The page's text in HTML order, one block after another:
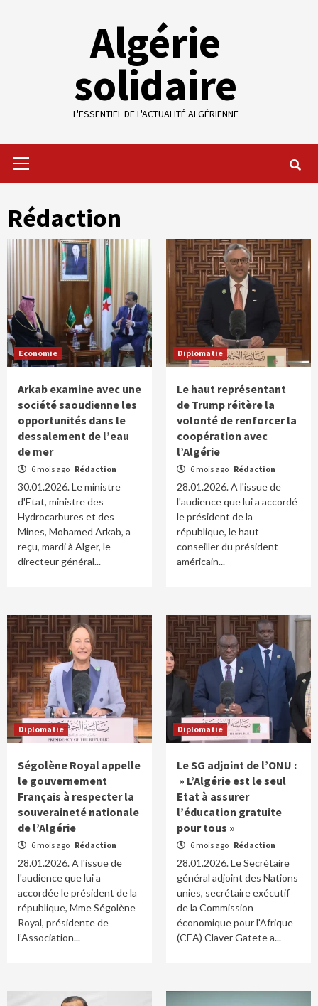
Algérie
solidaire
L'ESSENTIEL DE L'ACTUALITÉ ALGÉRIENNE
Menu
Rédaction
Economie
Arkab examine avec une
société saoudienne les
opportunités dans le
dessalement de l’eau
de mer
6 mois ago Rédaction
30.01.2026. Le ministre
d'Etat, ministre des
Hydrocarbures et des
Mines, Mohamed Arkab, a
reçu, mardi à Alger, le
directeur général...
Diplomatie
Le haut représentant
de Trump réitère la
volonté de renforcer la
coopération avec
l’Algérie
6 mois ago Rédaction
28.01.2026. A l'issue de
l'audience que lui a accordé
le président de la
république, le haut
conseiller du président
américain...
Diplomatie
Ségolène Royal appelle
le gouvernement
Français à respecter la
souveraineté nationale
de l’Algérie
6 mois ago Rédaction
28.01.2026. A l'issue de
l'audience que lui a
accordée le président de la
république, Mme Ségolène
Royal, présidente de
l’Association...
Diplomatie
Le SG adjoint de l’ONU :
» L’Algérie est le seul
Etat à assurer
l’éducation gratuite
pour tous »
6 mois ago Rédaction
28.01.2026. Le Secrétaire
général adjoint des Nations
unies, secrétaire exécutif
de la Commission
économique pour l'Afrique
(CEA) Claver Gatete a...